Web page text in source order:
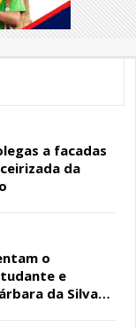
a facadas
da
o
e
da Silva